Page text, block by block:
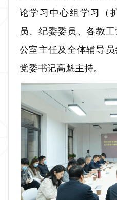
论学习中心组学习（
员、纪委委员 、各教
公室主任及全体辅导
党委书记高魁主持。